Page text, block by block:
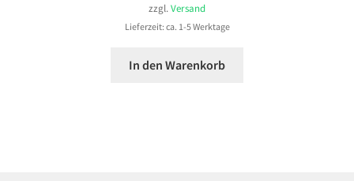
zzgl. Versand
Lieferzeit: ca. 1-5 Werktage
In den Warenkorb